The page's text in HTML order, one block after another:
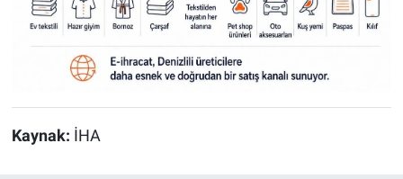
Kaynak: İHA